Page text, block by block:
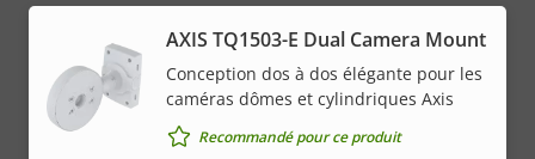
AXIS TQ1503-E Dual Camera Mount
Conception dos à dos élégante pour les
caméras dômes et cylindriques Axis
Recommandé pour ce produit